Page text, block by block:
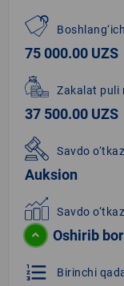
75 000.00 UZS
Zakalat puli
37 500.00 UZS
Savdo
Auksion
Savdo
Oshirib
format_list_numbered Birinchi